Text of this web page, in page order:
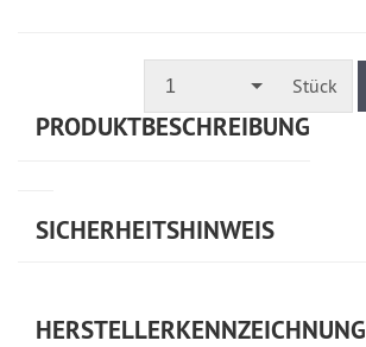
1 Stück
PRODUKTBESCHREIBUNG
SICHERHEITSHINWEIS
HERSTELLERKENNZEICHNUNG